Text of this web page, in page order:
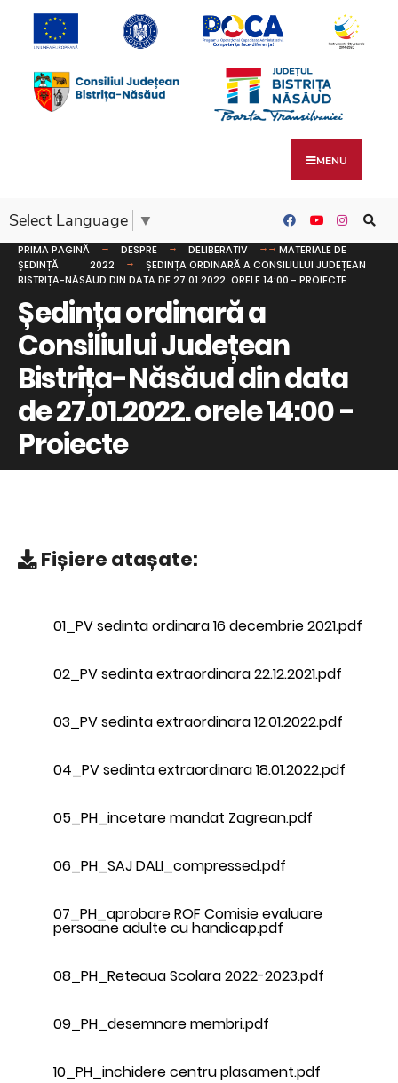
MENU
Select Language ▼
PRIMA PAGINĂ DESPRE DELIBERATIV
MATERIALE DE
ȘEDINȚĂ
2022
ȘEDINȚA ORDINARĂ A CONSILIULUI JUDEȚEAN
BISTRIȚA-NĂSĂUD DIN DATA DE 27.01.2022. ORELE 14:00 - PROIECTE
Ședința ordinară a
Consiliului Județean
Bistrița-Năsăud din data
de 27.01.2022. orele 14:00 -
Proiecte
Fișiere atașate:
01_PV sedinta ordinara 16 decembrie 2021.pdf
02_PV sedinta extraordinara 22.12.2021.pdf
03_PV sedinta extraordinara 12.01.2022.pdf
04_PV sedinta extraordinara 18.01.2022.pdf
05_PH_incetare mandat Zagrean.pdf
06_PH_SAJ DALI_compressed.pdf
07_PH_aprobare ROF Comisie evaluare
persoane adulte cu handicap.pdf
08_PH_Reteaua Scolara 2022-2023.pdf
09_PH_desemnare membri.pdf
10_PH_inchidere centru plasament.pdf